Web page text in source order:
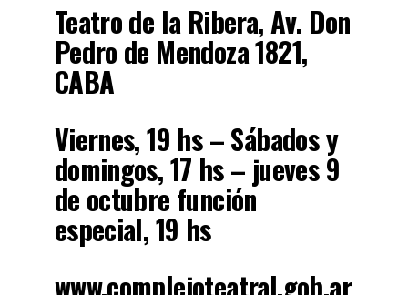
Teatro de la Ribera, Av. Don
Pedro de Mendoza 1821,
CABA
Viernes, 19 hs – Sábados y
domingos, 17 hs – jueves 9
de octubre función
especial, 19 hs
www.complejoteatral.gob.ar